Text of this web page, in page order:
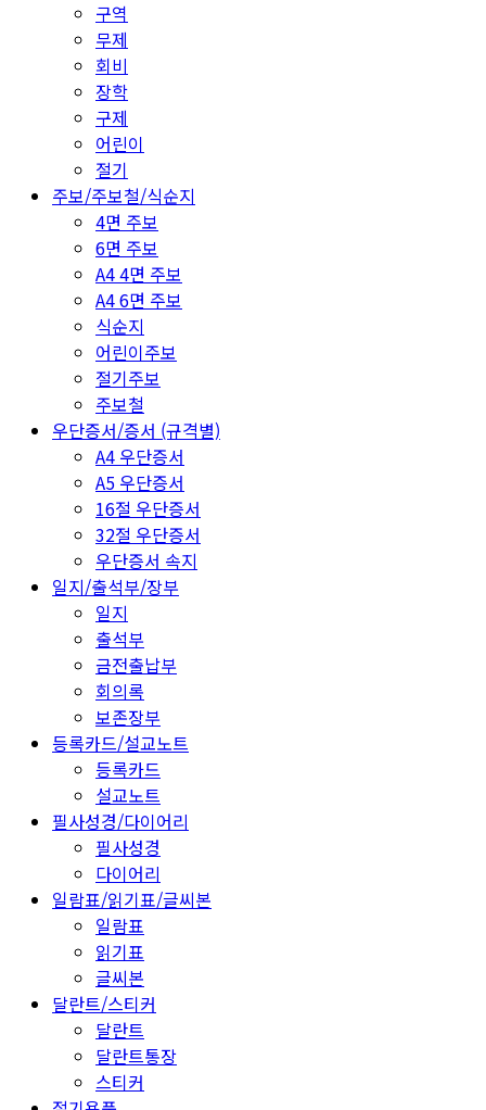
구역
무제
회비
장학
구제
어린이
절기
주보/주보철/식순지
4면 주보
6면 주보
A4 4면 주보
A4 6면 주보
식순지
어린이주보
절기주보
주보철
우단증서/증서 (규격별)
A4 우단증서
A5 우단증서
16절 우단증서
32절 우단증서
우단증서 속지
일지/출석부/장부
일지
출석부
금전출납부
회의록
보존장부
등록카드/설교노트
등록카드
설교노트
필사성경/다이어리
필사성경
다이어리
일람표/읽기표/글씨본
일람표
읽기표
글씨본
달란트/스티커
달란트
달란트통장
스티커